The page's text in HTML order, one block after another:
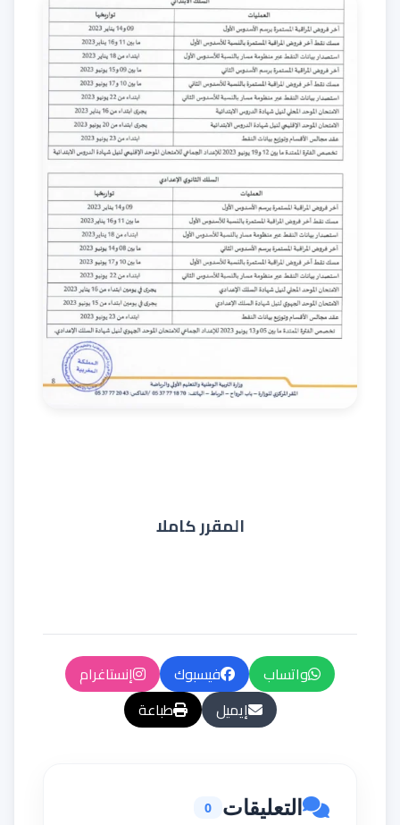
المقرر كاملا
واتساب فيسبوك
إنستاغرام
إيميل
طباعة
التعليقات 0